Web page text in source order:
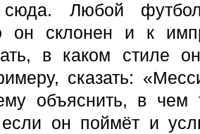
Любой
он склонен и к
в каком стиле
сказать:
объяснить, в
он поймёт и